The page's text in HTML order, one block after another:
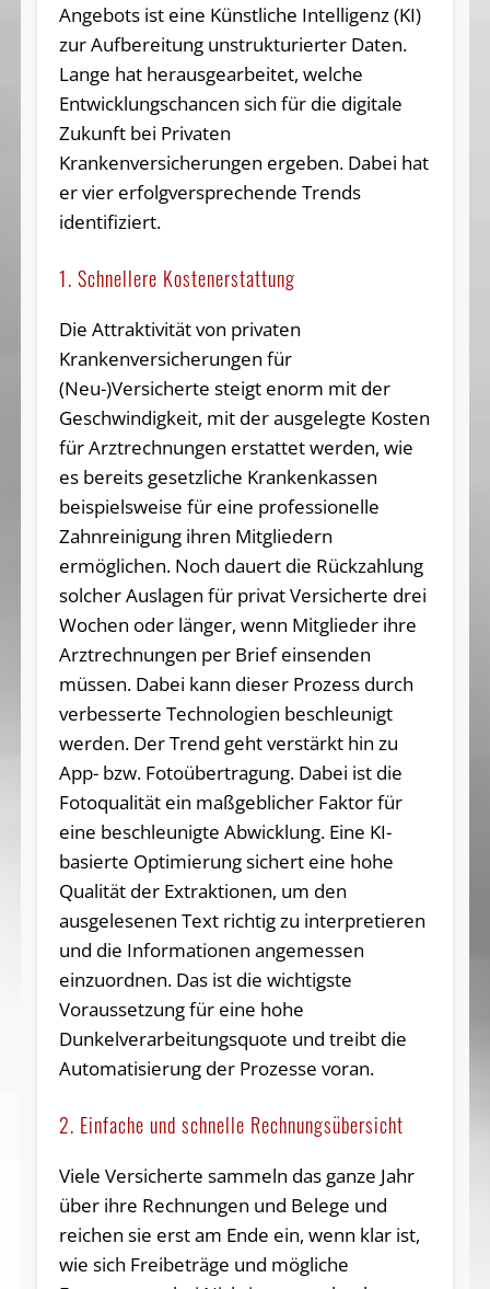
Angebots ist eine Künstliche Intelligenz (KI)
zur Aufbereitung unstrukturierter Daten.
Lange hat herausgearbeitet, welche
Entwicklungschancen sich für die digitale
Zukunft bei Privaten
Krankenversicherungen ergeben. Dabei hat
er vier erfolgversprechende Trends
identifiziert.
1. Schnellere Kostenerstattung
Die Attraktivität von privaten
Krankenversicherungen für
(Neu-)Versicherte steigt enorm mit der
Geschwindigkeit, mit der ausgelegte Kosten
für Arztrechnungen erstattet werden, wie
es bereits gesetzliche Krankenkassen
beispielsweise für eine professionelle
Zahnreinigung ihren Mitgliedern
ermöglichen. Noch dauert die Rückzahlung
solcher Auslagen für privat Versicherte drei
Wochen oder länger, wenn Mitglieder ihre
Arztrechnungen per Brief einsenden
müssen. Dabei kann dieser Prozess durch
verbesserte Technologien beschleunigt
werden. Der Trend geht verstärkt hin zu
App- bzw. Fotoübertragung. Dabei ist die
Fotoqualität ein maßgeblicher Faktor für
eine beschleunigte Abwicklung. Eine KI-
basierte Optimierung sichert eine hohe
Qualität der Extraktionen, um den
ausgelesenen Text richtig zu interpretieren
und die Informationen angemessen
einzuordnen. Das ist die wichtigste
Voraussetzung für eine hohe
Dunkelverarbeitungsquote und treibt die
Automatisierung der Prozesse voran.
2. Einfache und schnelle Rechnungsübersicht
Viele Versicherte sammeln das ganze Jahr
über ihre Rechnungen und Belege und
reichen sie erst am Ende ein, wenn klar ist,
wie sich Freibeträge und mögliche